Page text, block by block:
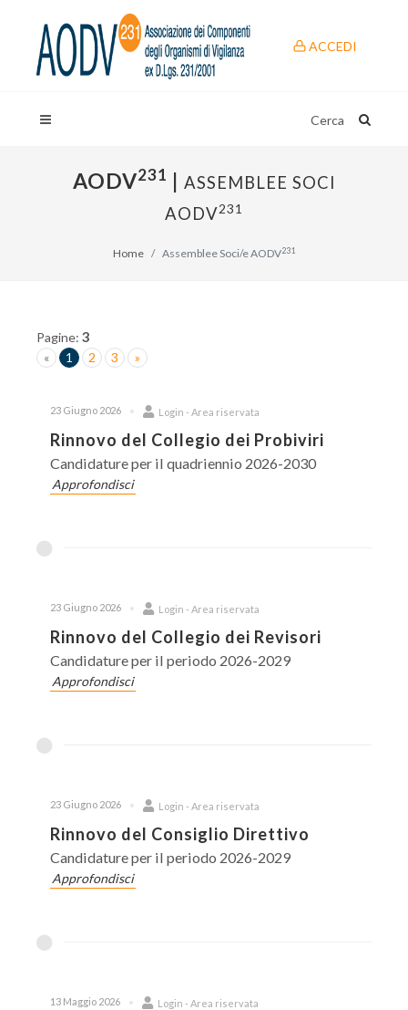
ACCEDI
Cerca
AODV231 | ASSEMBLEE SOCI
AODV231
Home Assemblee Soci/e AODV231
Pagine: 3
« 1 2 3 »
23 Giugno 2026 Login - Area riservata
Rinnovo del Collegio dei Probiviri
Candidature per il quadriennio 2026-2030
Approfondisci
23 Giugno 2026 Login - Area riservata
Rinnovo del Collegio dei Revisori
Candidature per il periodo 2026-2029
Approfondisci
23 Giugno 2026 Login - Area riservata
Rinnovo del Consiglio Direttivo
Candidature per il periodo 2026-2029
Approfondisci
13 Maggio 2026 Login - Area riservata